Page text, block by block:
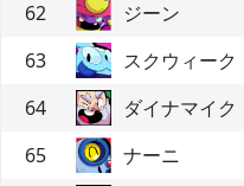
62
ジーン
63
スクウィーク
64
ダイナマイク
65
ナーニ